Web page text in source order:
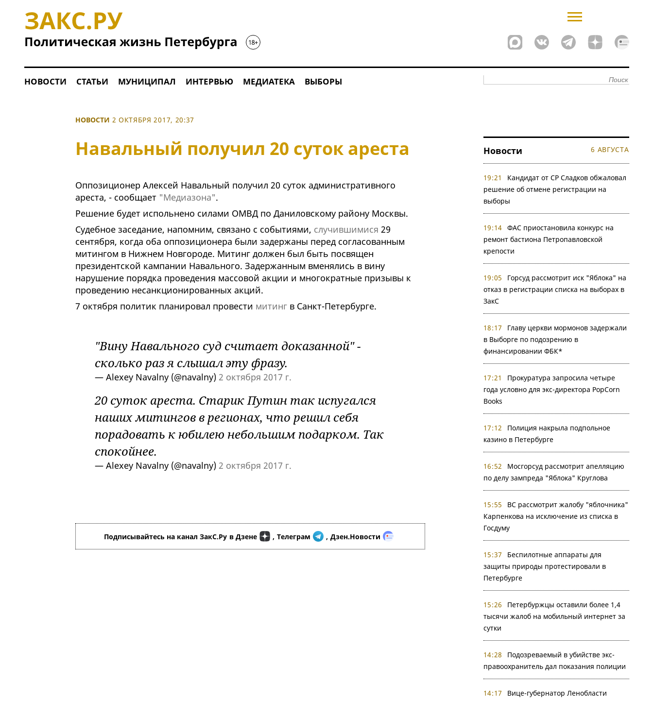
НОВОСТИ СТАТЬИ МУНИЦИПАЛ ИНТЕРВЬЮ МЕДИАТЕКА ВЫБОРЫ
НОВОСТИ 2 ОКТЯБРЯ 2017, 20:37
Навальный получил 20 суток ареста
Оппозиционер Алексей Навальный получил 20 суток административного
ареста, - сообщает "Медиазона".
Решение будет испольнено силами ОМВД по Даниловскому району Москвы.
Судебное заседание, напомним, связано с событиями, случившимися 29
сентября, когда оба оппозиционера были задержаны перед согласованным
митингом в Нижнем Новгороде. Митинг должен был быть посвящен
президентской кампании Навального. Задержанным вменялись в вину
нарушение порядка проведения массовой акции и многократные призывы к
проведению несанкционированных акций.
7 октября политик планировал провести митингв Санкт-Петербурге.
"Вину Навального суд считает доказанной" -
сколько раз я слышал эту фразу.
— Alexey Navalny (@navalny) 2 октября 2017 г.
20 суток ареста. Старик Путин так испугался
наших митингов в регионах, что решил себя
порадовать к юбилею небольшим подарком. Так
спокойнее.
— Alexey Navalny (@navalny) 2 октября 2017 г.
Подписывайтесь на канал ЗакС.Ру в Дзене , Телеграм , Дзен.Новости
Новости 6 АВГУСТА
19:21
Кандидат от СР Сладков обжаловал
решение об отмене регистрации на
выборы
19:14 ФАС приостановила конкурс на
ремонт бастиона Петропавловской
крепости
19:05
Горсуд рассмотрит иск "Яблока" на
отказ в регистрации списка на выборах в
ЗакС
18:17
Главу церкви мормонов задержали
в Выборге по подозрению в
финансировании ФБК*
17:21
Прокуратура запросила четыре
года условно для экс-директора PopCorn
Books
17:12
Полиция накрыла подпольное
казино в Петербурге
16:52
Мосгорсуд рассмотрит апелляцию
по делу зампреда "Яблока" Круглова
15:55
ВС рассмотрит жалобу "яблочника"
Карпенкова на исключение из списка в
Госдуму
15:37
Беспилотные аппараты для
защиты природы протестировали в
Петербурге
15:26
Петербуржцы оставили более 1,4
тысячи жалоб на мобильный интернет за
сутки
14:28
Подозреваемый в убийстве экс-
правоохранитель дал показания полиции
14:17
Вице-губернатор Ленобласти